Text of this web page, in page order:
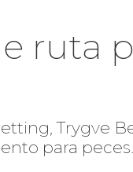
ruta
Trygve
para peces.